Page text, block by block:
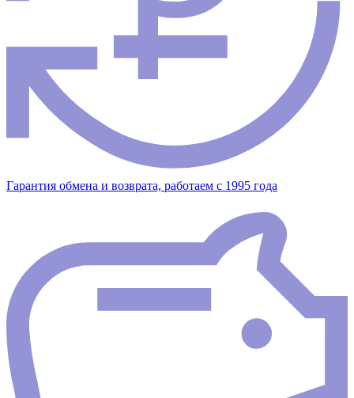
Гарантия обмена и возврата, работаем с 1995 года